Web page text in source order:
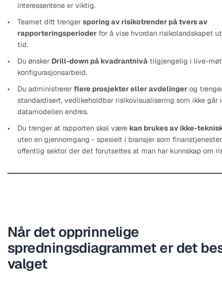
interessentene er viktig.
Teamet ditt trengersporing av risikotrender på tvers av
rapporteringsperioder for å vise hvordan risikolandskapet
tid.
Du ønsker Drill-down på kvadrantnivå tilgjengelig i live-
konfigurasjonsarbeid.
Du administrererflere prosjekter eller avdelinger og
standardisert, vedlikeholdbar risikovisualisering som ikke går
datamodellen endres.
Du trenger at rapporten skal være kan brukes av ikke-
uten en gjennomgang - spesielt i bransjer som
offentlig sektor der det forutsettes at man har kunnskap om
Når det opprinnelige
spredningsdiagrammet er det
valget